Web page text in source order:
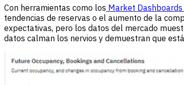
Con herramientas como los Market Dashboards
tendencias de reservas o el aumento de la
expectativas, pero los datos del mercado
datos calman los nervios y demuestran que